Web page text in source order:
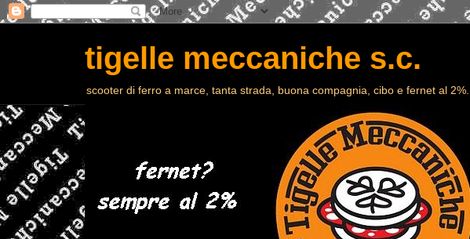
tigelle meccaniche s.c.
scooter di ferro a marce, tanta strada, buona compagnia, cibo e fernet al 2%...